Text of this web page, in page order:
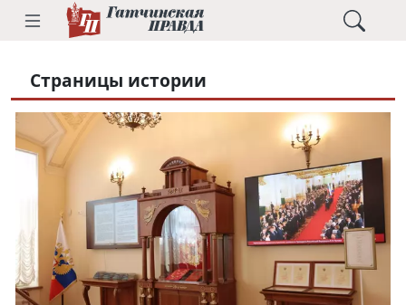
Страницы истории